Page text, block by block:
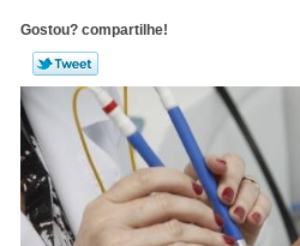
Gostou? compartilhe!